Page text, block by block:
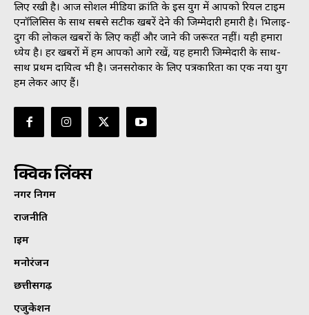
लिए रखी है। आज सोशल मीडिया क्रांति के इस युग में आपको रियल टाइम
एनॉलिसिस के साथ सबसे सटीक खबरें देने की जिम्मेदारी हमारी है। भिलाई-
दुर्ग की लोकल खबरों के लिए कहीं और जाने की जरूरत नहीं। यही हमारा
ध्येय है। हर खबरों में हम आपको आगे रखें, यह हमारी जिम्मेदारी के साथ-
साथ प्रथम दायित्व भी है। जनसराेकार के लिए पत्रकारिता का एक नया युग
हम लेकर आए हैं।
क्विक लिंक्स
नगर निगम
राजनीति
क्राइम
मनोरंजन
छत्तीसगढ़
एजुकेशन